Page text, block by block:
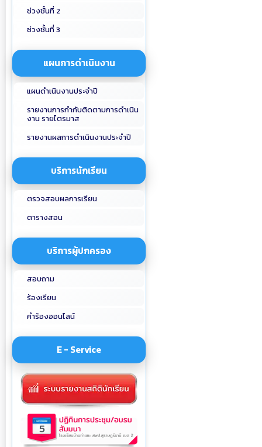
ช่วงชั้นที่ 2
ช่วงชั้นที่ 3
แผนการดำเนินงาน
แผนดำเนินงานประจำปี
รายงานการกำกับติดตามการดำเนิน
งาน รายไตรมาส
รายงานผลการดำเนินงานประจำปี
บริการนักเรียน
ตรวจสอบผลการเรียน
ตารางสอน
บริการผู้ปกครอง
สอบถาม
ร้องเรียน
คำร้องออนไลน์
E - Service